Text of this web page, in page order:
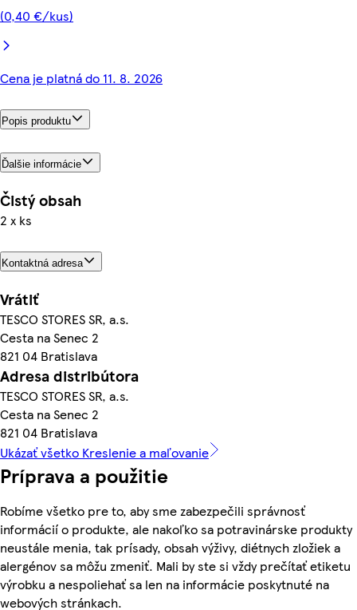
(0,40 €/kus)
Cena je platná do 11. 8. 2026
Popis produktu
Ďalšie informácie
Čistý obsah
2 x ks
Kontaktná adresa
Vrátiť
TESCO STORES SR, a.s.
Cesta na Senec 2
821 04 Bratislava
Adresa distribútora
TESCO STORES SR, a.s.
Cesta na Senec 2
821 04 Bratislava
Ukázať všetko Kreslenie a maľovanie
Príprava a použitie
Robíme všetko pre to, aby sme zabezpečili správnosť
informácií o produkte, ale nakoľko sa potravinárske produkty
neustále menia, tak prísady, obsah výživy, diétnych zložiek a
alergénov sa môžu zmeniť. Mali by ste si vždy prečítať etiketu
výrobku a nespoliehať sa len na informácie poskytnuté na
webových stránkach.